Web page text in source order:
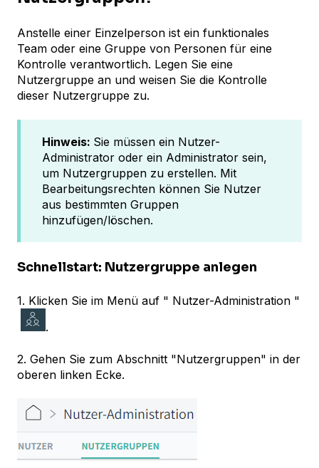
Anstelle einer Einzelperson ist ein funktionales
Team oder eine Gruppe von Personen für eine
Kontrolle verantwortlich. Legen Sie eine
Nutzergruppe an und weisen Sie die Kontrolle
dieser Nutzergruppe zu.
Hinweis: Sie müssen ein Nutzer-
Administrator oder ein Administrator sein,
um Nutzergruppen zu erstellen. Mit
Bearbeitungsrechten können Sie Nutzer
aus bestimmten Gruppen
hinzufügen/löschen.
Schnellstart: Nutzergruppe anlegen
1. Klicken Sie im Menü auf " Nutzer-Administration "
.
2. Gehen Sie zum Abschnitt "Nutzergruppen" in der
oberen linken Ecke.